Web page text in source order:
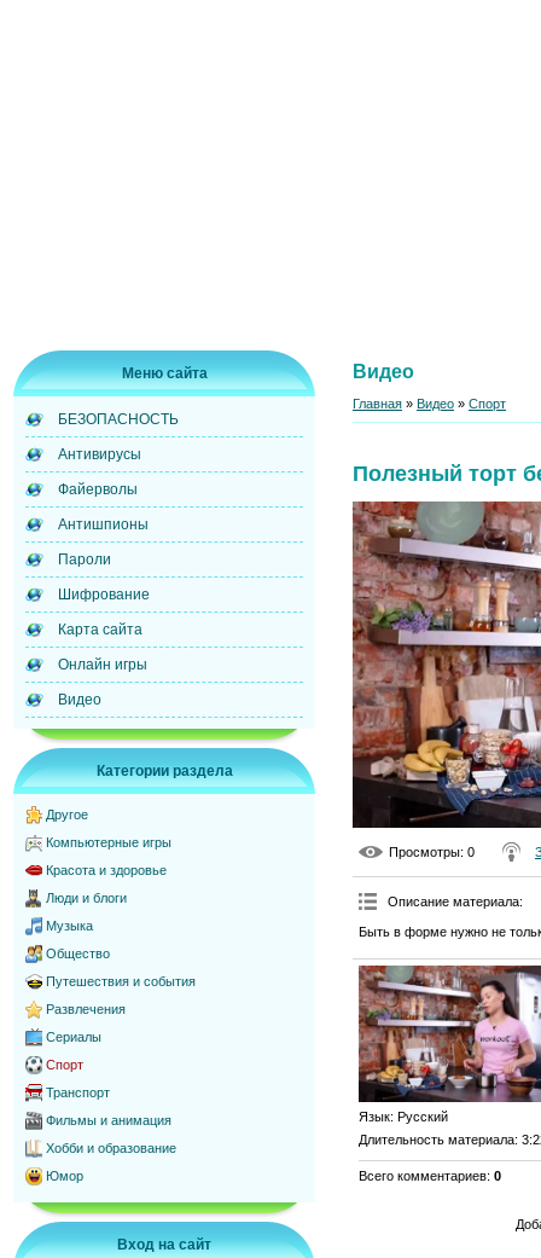
Меню сайта
БЕЗОПАСНОСТЬ
Антивирусы
Файерволы
Антишпионы
Пароли
Шифрование
Карта сайта
Онлайн игры
Видео
Категории раздела
Другое
Компьютерные игры
Красота и здоровье
Люди и блоги
Музыка
Общество
Путешествия и события
Развлечения
Сериалы
Спорт
Транспорт
Фильмы и анимация
Хобби и образование
Юмор
Вход на сайт
Видео
Главная » Видео » Спорт
Полезный торт
Просмотры: 0
Описание материала:
Быть в форме нужно не
Язык: Русский
Длительность материала:
Всего комментариев: 0